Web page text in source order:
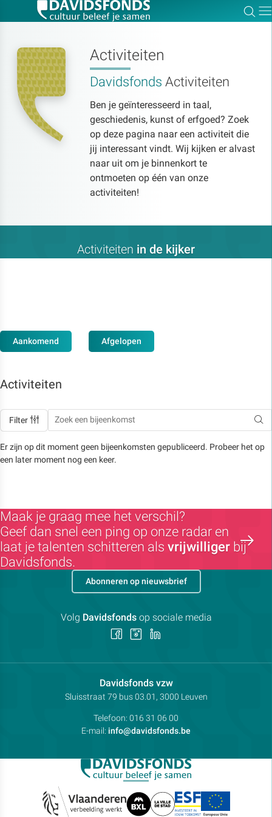
Activiteiten
Davidsfonds Activiteiten
Ben je geïnteresseerd in taal,
geschiedenis, kunst of erfgoed? Zoek
op deze pagina naar een activiteit die
jij interessant vindt. Wij kijken er alvast
naar uit om je binnenkort te
ontmoeten op één van onze
activiteiten!
Activiteiten in de kijker
Aankomend Afgelopen
Activiteiten
Filter
Er zijn op dit moment geen bijeenkomsten gepubliceerd. Probeer het op
een later moment nog een keer.
Maak je graag mee het verschil?
Geef dan snel een ping op onze radar en
laat je talenten schitteren als vrijwilliger bij
Davidsfonds.
Davidsfonds vzwContactpersoon:
Adres:
Sluisstraat 79 bus 03.01, 3000 Leuven
Telefoon: 016 31 06 00
E-mail: info@davidsfonds.be
Abonneren op nieuwsbrief
Volg Davidsfondsop sociale media
Volg Volg
Zoek:
Zoeken